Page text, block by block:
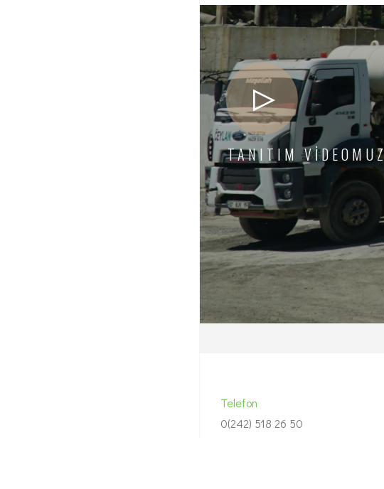
TANITIM
Interior dapibus augue metus the nec
feugiat erat hendrerit nec. Duis
lemon sanleo nec feugiat erat hendrerit
necuis veante. Design inilla duiman
finibus viverra.
Merve Değirmenci
Garage Bilişim A.Ş.
Telefon
0(242) 518 26 50